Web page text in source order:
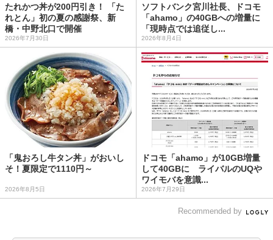
たれかつ丼が200円引き！ 「た
れとん」初の夏の感謝祭、新
橋・中野北口で開催
2026年7月30日
ソフトバンク宮川社長、ドコモ
「ahamo」の40GBへの増量に
「現時点では追従し...
2026年8月4日
「鬼おろし牛タン丼」がおいし
そ！夏限定で1110円～
2026年8月5日
ドコモ「ahamo」が10GB増量
して40GBに ライバルのUQや
ワイモバを意識...
2026年7月29日
Recommended by